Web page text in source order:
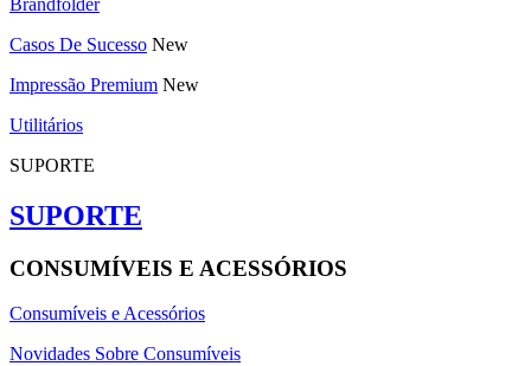
Casos De Sucesso New
Impressão Premium New
Utilitários
SUPORTE
SUPORTE
CONSUMÍVEIS E ACESSÓRIOS
Consumíveis e Acessórios
Novidades Sobre Consumíveis